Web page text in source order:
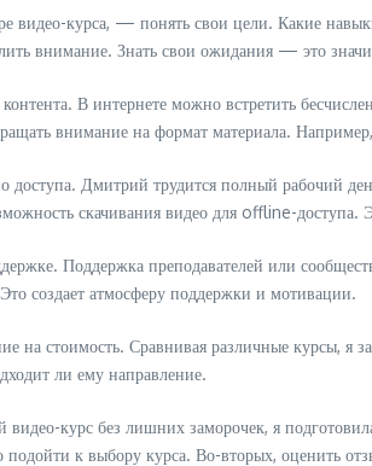
видео-курса, — понять свои цели. Какие
внимание. Знать свои ожидания — это
В интернете можно встретить
внимание на формат материала.
доступа. Дмитрий трудится полный рабочий
скачивания видео для offline-доступа.
Поддержка преподавателей или
создает атмосферу поддержки и мотивации.
на стоимость. Сравнивая различные курсы, я
ли ему направление.
курс без лишних заморочек, я
к выбору курса. Во-вторых, оценить